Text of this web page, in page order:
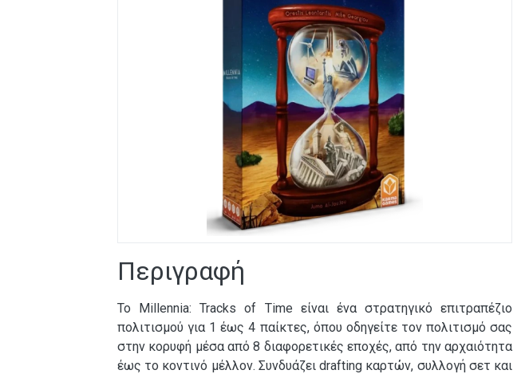
Περιγραφή
Το Millennia: Tracks of Time είναι ένα στρατηγικό επιτραπέζιο
πολιτισμού για 1 έως 4 παίκτες, όπου οδηγείτε τον πολιτισμό σας
στην κορυφή μέσα από 8 διαφορετικές εποχές, από την αρχαιότητα
έως το κοντινό μέλλον. Συνδυάζει drafting καρτών, συλλογή σετ και